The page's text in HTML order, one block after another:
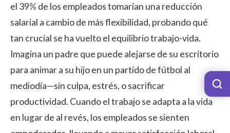
el 39% de los empleados tomarían una reducción
salarial a cambio de más flexibilidad, probando qué
tan crucial se ha vuelto el equilibrio trabajo-vida.
Imagina un padre que puede alejarse de su escritorio
para animar a su hijo en un partido de fútbol al
mediodía—sin culpa, estrés, o sacrificar
productividad. Cuando el trabajo se adapta a la vida
en lugar de al revés, los empleados se sienten